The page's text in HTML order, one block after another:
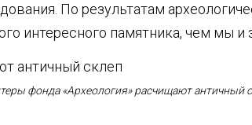
По результатам
интересного памятника, чем мы и
фонда «Археология» расчищают античный